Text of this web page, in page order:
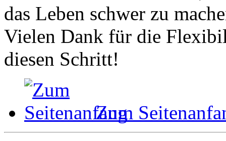
das Leben schwer zu
Vielen Dank für die
diesen Schritt!
Zum